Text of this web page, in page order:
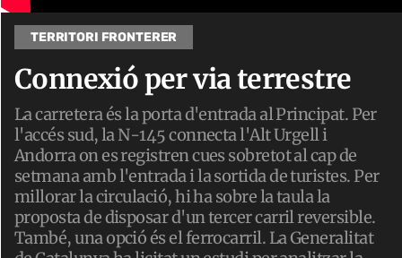
TERRITORI FRONTERER
Connexió per via terrestre
La carretera és la porta d'entrada al Principat. Per
l'accés sud, la N-145 connecta l'Alt Urgell i
Andorra on es registren cues sobretot al cap de
setmana amb l'entrada i la sortida de turistes. Per
millorar la circulació, hi ha sobre la taula la
proposta de disposar d'un tercer carril reversible.
També, una opció és el ferrocarril. La Generalitat